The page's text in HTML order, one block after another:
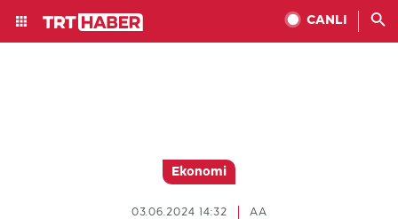
CANLI
Ekonomi
AA
03.06.2024 14:32